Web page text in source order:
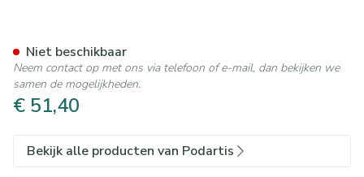
€ 51,40
Niet beschikbaar
Neem contact op met ons via telefoon of e-mail, dan bekijken we
samen de mogelijkheden.
Bekijk alle producten van Podartis